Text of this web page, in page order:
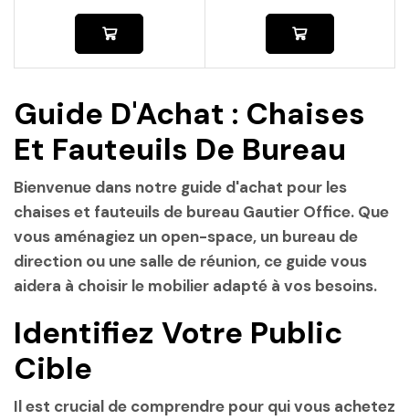
Guide D'Achat : Chaises
Et Fauteuils De Bureau
Bienvenue dans notre guide d'achat pour les
chaises et fauteuils de bureau Gautier Office. Que
vous aménagiez un open-space, un bureau de
direction ou une salle de réunion, ce guide vous
aidera à choisir le mobilier adapté à vos besoins.
Identifiez Votre Public
Cible
Il est crucial de comprendre pour qui vous achetez